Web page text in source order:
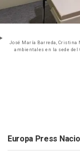
José María Barreda, Cristina
ambientales en la sede del
Europa Press